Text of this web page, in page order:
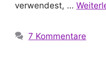
verwendest, …
7 Kommentare